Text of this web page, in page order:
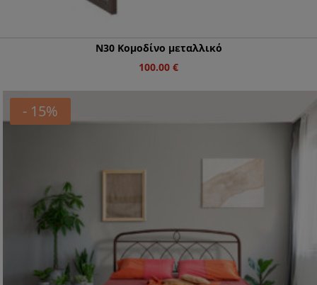
N30 Κομοδίνο μεταλλικό
100.00 €
- 15%